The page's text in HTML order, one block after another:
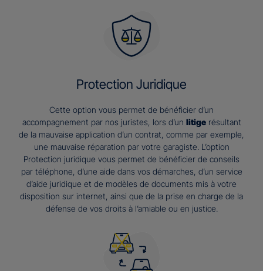
Protection Juridique
Cette option vous permet de bénéficier d’un
accompagnement par nos juristes, lors d’un litigerésultant
de la mauvaise application d’un contrat, comme par exemple,
une mauvaise réparation par votre garagiste. L’option
Protection juridique vous permet de bénéficier de conseils
par téléphone, d’une aide dans vos démarches, d’un service
d’aide juridique et de modèles de documents mis à votre
disposition sur internet, ainsi que de la prise en charge de la
défense de vos droits à l’amiable ou en justice.